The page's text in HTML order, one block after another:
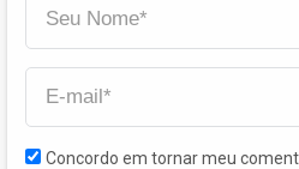
Concordo em tornar meu